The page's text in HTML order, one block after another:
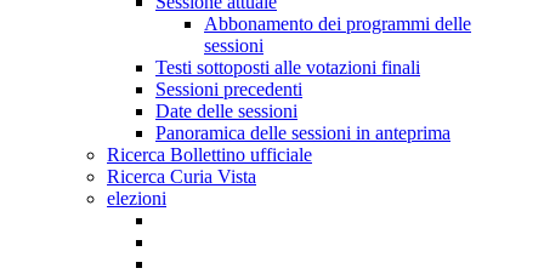
Abbonamento dei programmi delle
sessioni
Testi sottoposti alle votazioni finali
Sessioni precedenti
Date delle sessioni
Panoramica delle sessioni in anteprima
Ricerca Bollettino ufficiale
Ricerca Curia Vista
elezioni